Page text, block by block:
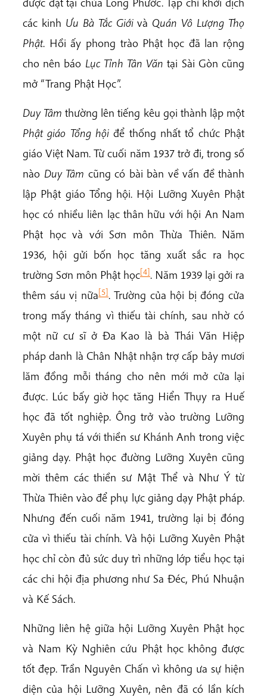
các kinh Ưu Bà Tắc Giớivà Quán Vô Lượng Thọ
Phật. Hồi ấy phong trào Phật học đã lan rộng
cho nên báo Lục Tỉnh Tân Văntại Sài Gòn cũng
mở “Trang Phật Học”.
Duy Tâmthường lên tiếng kêu gọi thành lập một
Phật giáo Tổng hộiđể thống nhất tổ chức Phật
giáo Việt Nam. Từ cuối năm 1937 trở đi, trong số
nào Duy Tâm cũng có bài bàn về vấn đề thành
lập Phật giáo Tổng hội. Hội Lưỡng Xuyên Phật
học có nhiều liên lạc thân hữu với hội An Nam
Phật học và với Sơn môn Thừa Thiên. Năm
1936, hội gửi bốn học tăng xuất sắc ra học
trường Sơn môn Phật học[4]. Năm 1939 lại gởi ra
thêm sáu vị nữa[5]. Trường của hội bị đóng cửa
trong mấy tháng vì thiếu tài chính, sau nhờ có
một nữ cư sĩ ở Đa Kao là bà Thái Văn Hiệp
pháp danh là Chân Nhật nhận trợ cấp bảy mươi
lăm đồng mỗi tháng cho nên mới mở cửa lại
được. Lúc bấy giờ học tăng Hiển Thụy ra Huế
học đã tốt nghiệp. Ông trở vào trường Lưỡng
Xuyên phụ tá với thiền sư Khánh Anh trong việc
giảng dạy. Phật học đường Lưỡng Xuyên cũng
mời thêm các thiền sư Mật Thể và Như Ý từ
Thừa Thiên vào để phụ lực giảng dạy Phật pháp.
Nhưng đến cuối năm 1941, trường lại bị đóng
cửa vì thiếu tài chính. Và hội Lưỡng Xuyên Phật
học chỉ còn đủ sức duy trì những lớp tiểu học tại
các chi hội địa phương như Sa Đéc, Phú Nhuận
và Kế Sách.
Những liên hệ giữa hội Lưỡng Xuyên Phật học
và Nam Kỳ Nghiên cứu Phật học không được
tốt đẹp. Trần Nguyên Chấn vì không ưa sự hiện
diện của hội Lưỡng Xuyên, nên đã có lần kích